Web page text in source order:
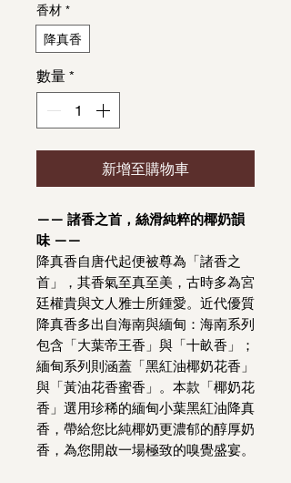
香材 *
降真香
數量 *
新增至購物車
—— 諸香之首，絲滑純粹的椰奶韻
味 ——
降真香自唐代起便被尊為「諸香之
首」，其香氣至真至美，古時多為宮
廷權貴與文人雅士所鍾愛。近代優質
降真香多出自海南與緬甸：海南系列
包含「大葉帝王香」與「十畝香」；
緬甸系列則涵蓋「黑紅油椰奶花香」
與「黃油花香蜜香」。本款「椰奶花
香」選用珍稀的緬甸小葉黑紅油降真
香，帶給您比純椰奶更濃郁的醇厚奶
香，為您開啟一場極致的嗅覺盛宴。